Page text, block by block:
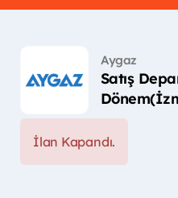
Aygaz
Satış
İlan Kapandı.